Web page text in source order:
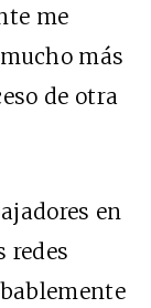
me
más
de otra
en
redes